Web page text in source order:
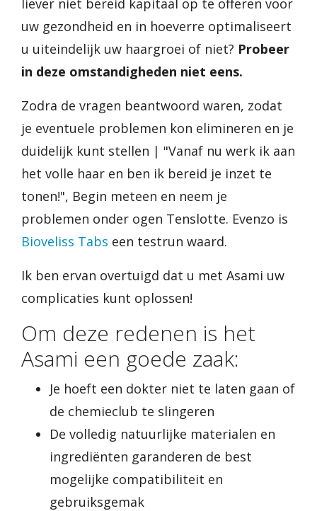
liever niet bereid kapitaal op te offeren voor
uw gezondheid en in hoeverre optimaliseert
u uiteindelijk uw haargroei of niet? Probeer
in deze omstandigheden niet eens.
Zodra de vragen beantwoord waren, zodat
je eventuele problemen kon elimineren en je
duidelijk kunt stellen | "Vanaf nu werk ik aan
het volle haar en ben ik bereid je inzet te
tonen!", Begin meteen en neem je
problemen onder ogen Tenslotte. Evenzo is
Bioveliss Tabs een testrun waard.
Ik ben ervan overtuigd dat u met Asami uw
complicaties kunt oplossen!
Om deze redenen is het
Asami een goede zaak:
Je hoeft een dokter niet te laten gaan of
de chemieclub te slingeren
De volledig natuurlijke materialen en
ingrediënten garanderen de best
mogelijke compatibiliteit en
gebruiksgemak